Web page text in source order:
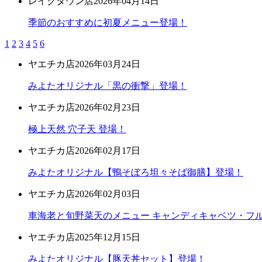
季節のおすすめに初夏メニュー登場！
1 2 3 4 5 6
ヤエチカ店2026年03月24日
みよたオリジナル「黒の衝撃」登場！
ヤエチカ店2026年02月23日
極上天然 穴子天 登場！
ヤエチカ店2026年02月17日
みよたオリジナル【鴨そぼろ坦々そば御膳】登場！
ヤエチカ店2026年02月03日
車海老と旬野菜天のメニュー キャンディキャベツ・フ
ヤエチカ店2025年12月15日
みよたオリジナル【豚天丼セット】登場！